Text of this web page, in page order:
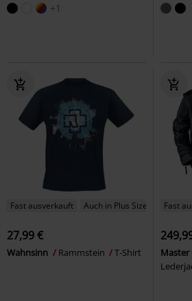
+1
Fast ausverkauft Auch in Plus Size
27,99 €
Wahnsinn Rammstein T-Shirt
Fast
Master